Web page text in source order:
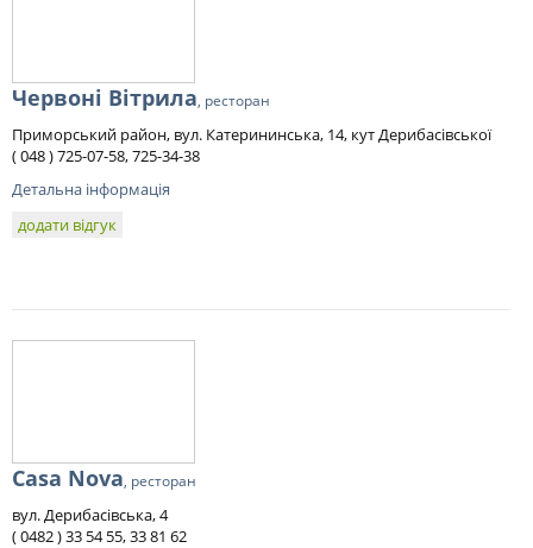
Червоні Вітрила, ресторан
Приморський район, вул. Катерининська, 14, кут Дерибасівської
( 048 ) 725-07-58, 725-34-38
Детальна інформація
додати відгук
Casa Nova, ресторан
вул. Дерибасівська, 4
( 0482 ) 33 54 55, 33 81 62